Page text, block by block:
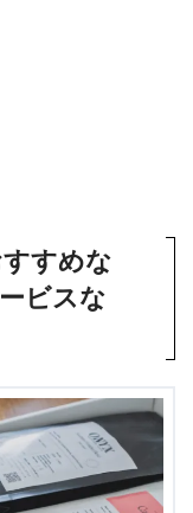
すめな
ビスな